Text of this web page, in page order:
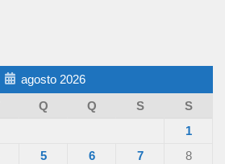
agosto 2026
Q Q S
S
1
5 6 7
8